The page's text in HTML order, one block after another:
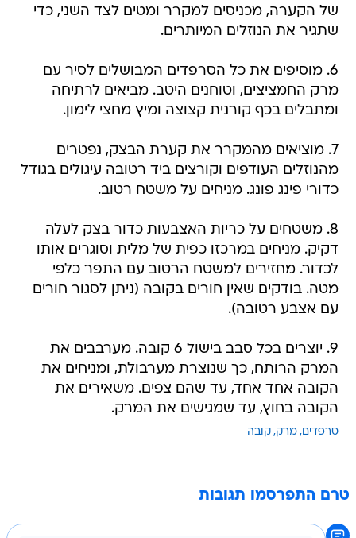
של הקערה, מכניסים למקרר ומטים לצד השני, כדי
שתגיר את הנוזלים המיותרים.
6. מוסיפים את כל הסרפדים המבושלים לסיר עם
מרק החמציצים, וטוחנים היטב. מביאים לרתיחה
ומתבלים בכף קורנית קצוצה ומיץ מחצי לימון.
7. מוציאים מהמקרר את קערת הבצק, נפטרים
מהנוזלים העודפים וקורצים ביד רטובה עיגולים בגודל
כדורי פינג פונג. מניחים על משטח רטוב.
8. משטחים על כריות האצבעות כדור בצק לעלה
דקיק. מניחים במרכזו כפית של מלית וסוגרים אותו
לכדור. מחזירים למשטח הרטוב עם התפר כלפי
מטה. בודקים שאין חורים בקובה (ניתן לסגור חורים
עם אצבע רטובה).
9. יוצרים בכל סבב בישול 6 קובה. מערבבים את
המרק הרותח, כך שנוצרת מערבולת, ומניחים את
הקובה אחד אחד, עד שהם צפים. משאירים את
הקובה בחוץ, עד שמגישים את המרק.
סרפדים מרק קובה
טרם התפרסמו תגובות